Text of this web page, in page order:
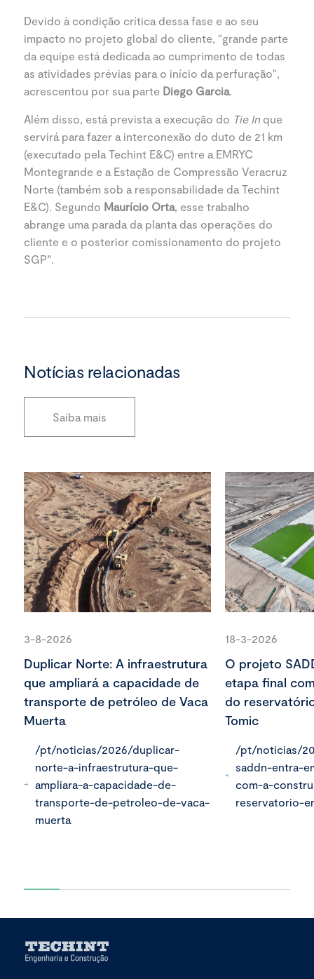
Devido à condição crítica dessa fase e ao seu
impacto no projeto global do cliente, “grande parte
da equipe está dedicada ao cumprimento de todas
as atividades prévias para o início da perfuração",
acrescentou por sua parte Diego Garcia.
Além disso, está prevista a execução do Tie In que
servirá para fazer a interconexão do duto de 21 km
(executado pela Techint E&C) entre a EMRYC
Montegrande e a Estação de Compressão Veracruz
Norte (também sob a responsabilidade da Techint
E&C). Segundo Maurício Orta, esse trabalho
abrange uma parada da planta das operações do
cliente e o posterior comissionamento do projeto
SGP”.
Notícias relacionadas
Saiba mais
3-8-2026
Duplicar Norte: A infraestrutura
que ampliará a capacidade de
transporte de petróleo de Vaca
Muerta
/pt/noticias/2026/duplicar-
norte-a-infraestrutura-que-
ampliara-a-capacidade-de-
transporte-de-petroleo-de-vaca-
muerta
18-3-2026
O projeto
etapa final
do
Tomic
/pt/noticias/
saddn-entra-
com-a-
reservatorio-